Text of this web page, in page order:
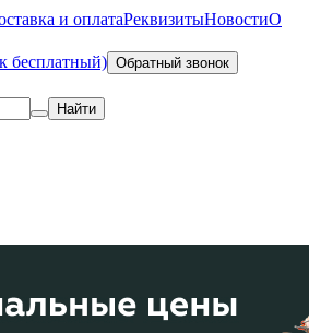
и оплатаРеквизитыНовостиО
бесплатный) Обратный звонок
Найти